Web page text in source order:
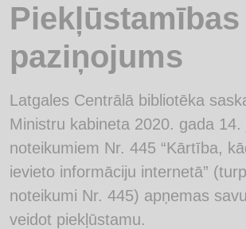
Piekļūstamības
paziņojums
Latgales Centrālā bibliotēka
Ministru kabineta 2020. gada 14.
noteikumiem Nr. 445 “Kārtība,
ievieto informāciju internetā”
noteikumi Nr. 445) apņemas
veidot piekļūstamu.